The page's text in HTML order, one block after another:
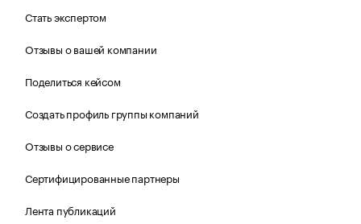
Стать экспертом
Отзывы о вашей компании
Поделиться кейсом
Создать профиль группы компаний
Отзывы о сервисе
Сертифицированные партнеры
Лента публикаций